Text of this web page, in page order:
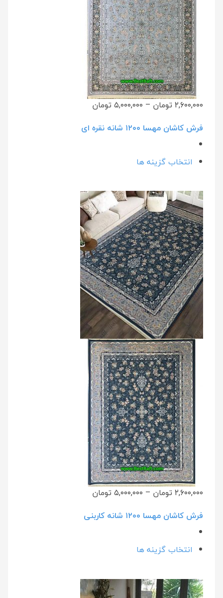
۲,۶۰۰,۰۰۰ تومان – ۵,۰۰۰,۰۰۰ تومان
فرش کاشان مهسا ۱۲۰۰ شانه نقره ای
انتخاب گزینه ها
۲,۶۰۰,۰۰۰ تومان – ۵,۰۰۰,۰۰۰ تومان
فرش کاشان مهسا ۱۲۰۰ شانه کاربنی
انتخاب گزینه ها